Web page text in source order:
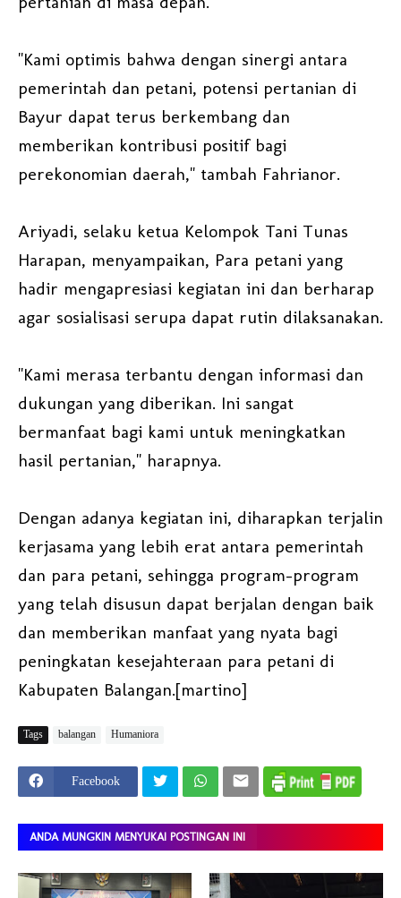
"Kami optimis bahwa dengan sinergi antara
pemerintah dan petani, potensi pertanian di
Bayur dapat terus berkembang dan
memberikan kontribusi positif bagi
perekonomian daerah," tambah Fahrianor.
Ariyadi, selaku ketua Kelompok Tani Tunas
Harapan, menyampaikan, Para petani yang
hadir mengapresiasi kegiatan ini dan berharap
agar sosialisasi serupa dapat rutin dilaksanakan.
"Kami merasa terbantu dengan informasi dan
dukungan yang diberikan. Ini sangat
bermanfaat bagi kami untuk meningkatkan
hasil pertanian," harapnya.
Dengan adanya kegiatan ini, diharapkan terjalin
kerjasama yang lebih erat antara pemerintah
dan para petani, sehingga program-program
yang telah disusun dapat berjalan dengan baik
dan memberikan manfaat yang nyata bagi
peningkatan kesejahteraan para petani di
Kabupaten Balangan.[martino]
Tags balangan Humaniora
Facebook
ANDA MUNGKIN MENYUKAI POSTINGAN INI